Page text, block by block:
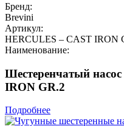
Бренд:
Brevini
Артикул:
HERCULES – CAST IRON
Наименование:
Шестеренчатый
IRON GR.2
Подробнее